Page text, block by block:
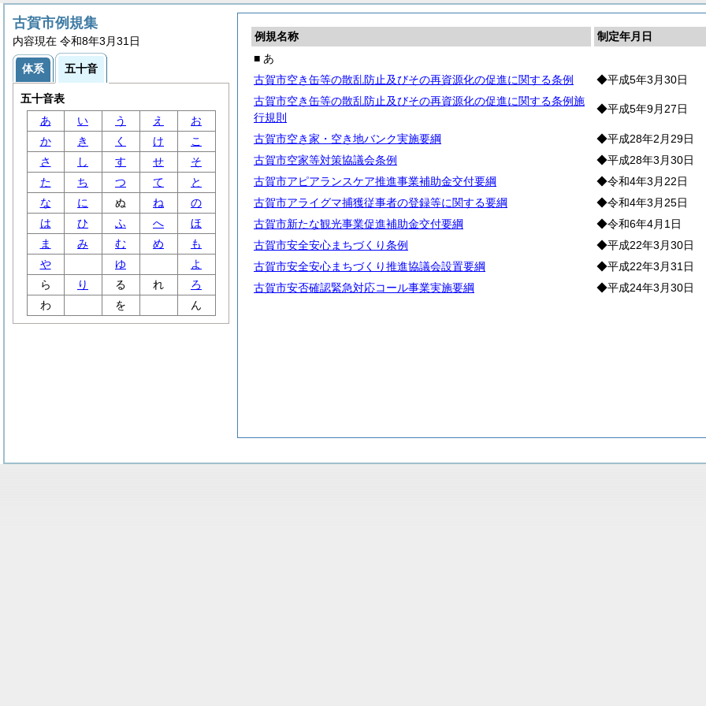
例規名称
制定年月日
■ あ
古賀市空き缶等の散乱防止及びその再資源化の促進に関する条例
◆平成5年3月30日
古賀市空き缶等の散乱防止及びその再資源化の促進に関する条例施
行規則
◆平成5年9月27日
古賀市空き家・空き地バンク実施要綱
◆平成28年2月29日
古賀市空家等対策協議会条例
◆平成28年3月30日
古賀市アピアランスケア推進事業補助金交付要綱
◆令和4年3月22日
古賀市アライグマ捕獲従事者の登録等に関する要綱
◆令和4年3月25日
古賀市新たな観光事業促進補助金交付要綱
◆令和6年4月1日
古賀市安全安心まちづくり条例
◆平成22年3月30日
古賀市安全安心まちづくり推進協議会設置要綱
◆平成22年3月31日
古賀市安否確認緊急対応コール事業実施要綱
◆平成24年3月30日
古賀市例規集
内容現在 令和8年3月31日
体系 五十音
五十音表
あ
い う え
お
か
き く け
こ
さ
し す せ
そ
た
ち つ て
と
な
に ぬ ね
の
は
ひ ふ へ
ほ
ま
み む め
も
や
ゆ
よ
ら
り る れ
ろ
わ
を ん